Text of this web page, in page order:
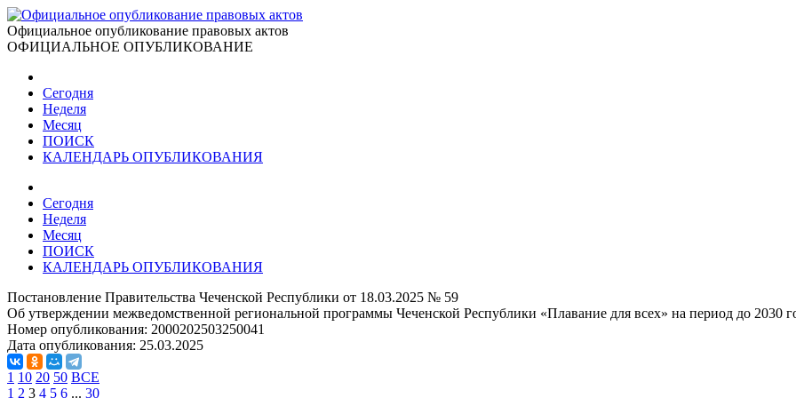
Официальное опубликование правовых актов
ОФИЦИАЛЬНОЕ ОПУБЛИКОВАНИЕ
Сегодня
Неделя
Месяц
ПОИСК
КАЛЕНДАРЬ ОПУБЛИКОВАНИЯ
Сегодня
Неделя
Месяц
ПОИСК
КАЛЕНДАРЬ ОПУБЛИКОВАНИЯ
Постановление Правительства Чеченской Республики от 18.03.2025 № 59
Об утверждении межведомственной региональной программы Чеченской Республики «Плавание для всех» на период до 2030
Номер опубликования: 2000202503250041
Дата опубликования: 25.03.2025
1 10 20 50 ВСЕ
1 2 3 4 5 6 ... 30